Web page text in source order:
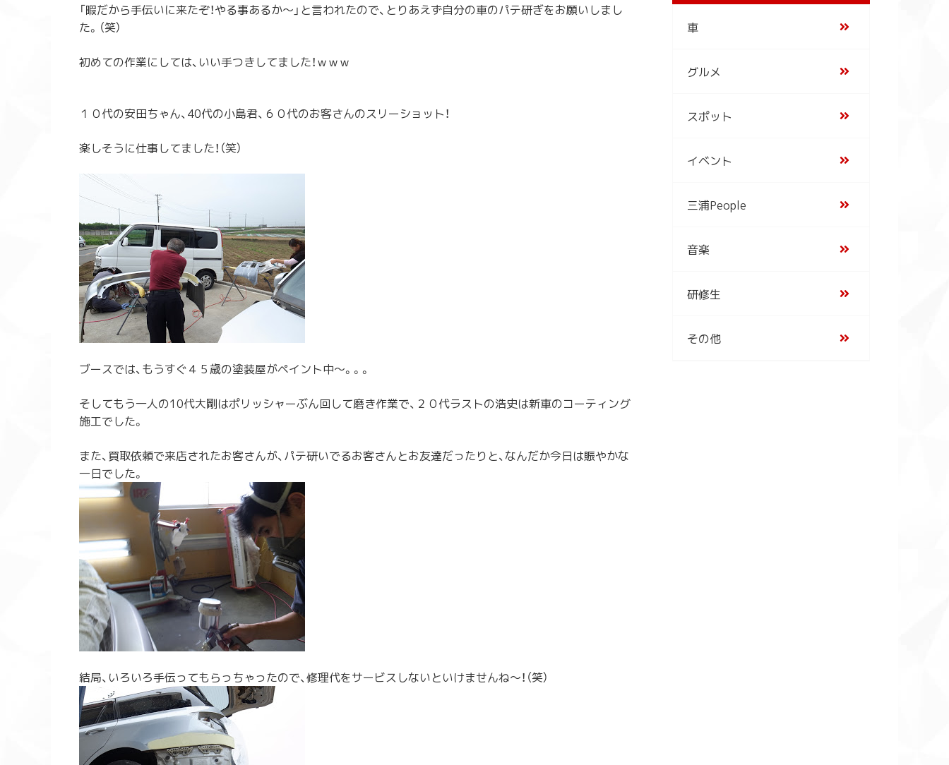
「暇だから手伝いに来たぞ！やる事あるか～」と言われたので、とりあえず自分の車のパテ研ぎをお願いしまし
た。 （笑）
初めての作業にしては、いい手つきしてました！ｗｗｗ
１０代の安田ちゃん、40代の小島君、６０代のお客さんのスリーショット！
楽しそうに仕事してました！（笑）
ブースでは、もうすぐ４５歳の塗装屋がペイント中～。。 。
そしてもう一人の10代大剛はポリッシャーぶん回して磨き作業で、２０代ラストの浩史は新車のコーティング
施工でした。
また、買取依頼で来店されたお客さんが、パテ研いでるお客さんとお友達だったりと、なんだか今日は賑やかな
一日でした。
結局、いろいろ手伝ってもらっちゃったので、修理代をサービスしないといけませんね～！（笑）
車
グルメ
スポット
イベント
三浦People
音楽
研修生
その他